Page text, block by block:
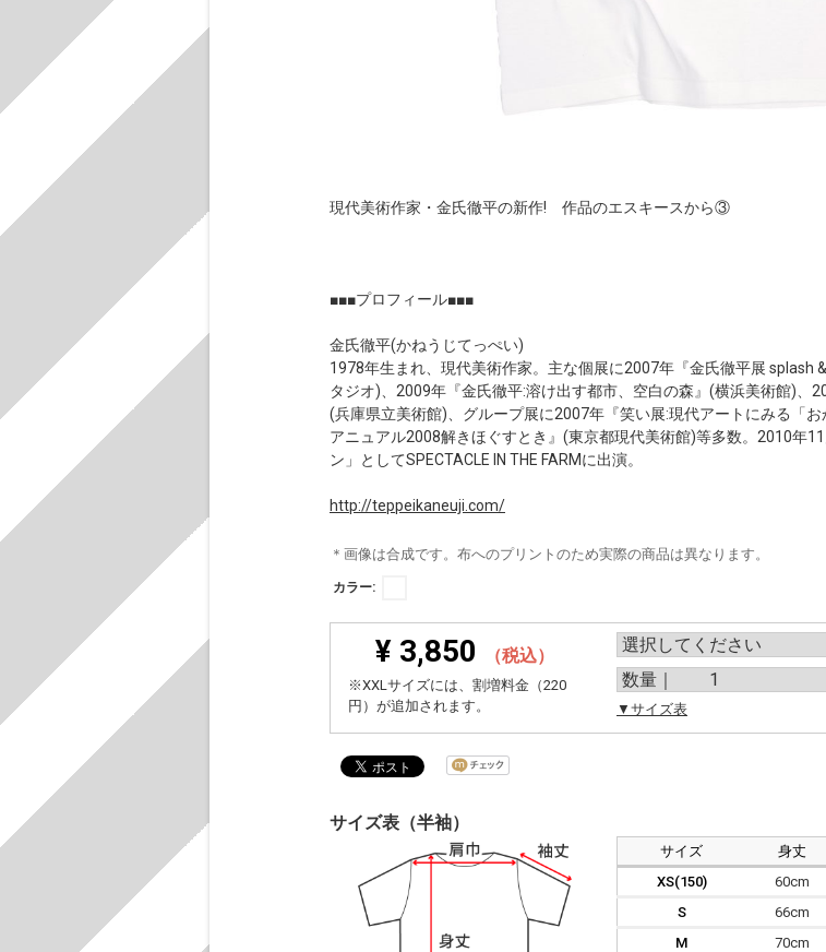
現代美術作家・金氏徹平の新作! 作品のエスキースから③
■■■プロフィール■■■
金氏徹平(かねうじてっぺい)
1978年生まれ、現代美術作家。主な個展に2007年『金氏徹平展 splash
タジオ)、2009年『金氏徹平:溶け出す都市、空白の森』(横浜美術館)、
(兵庫県立美術館)、グループ展に2007年『笑い展:現代アートにみる「
アニュアル2008解きほぐすとき』(東京都現代美術館)等多数。2010年
ン」としてSPECTACLE IN THE FARMに出演。
http://teppeikaneuji.com/
＊画像は合成です。布へのプリントのため実際の商品は異なります。
カラー:
¥ 3,850 （税込）
※XXLサイズには、割増料金（220
円）が追加されます。
▼サイズ表
サイズ表（半袖）
サイズ 身丈
XS(150)
60cm
S
66cm
M
70cm